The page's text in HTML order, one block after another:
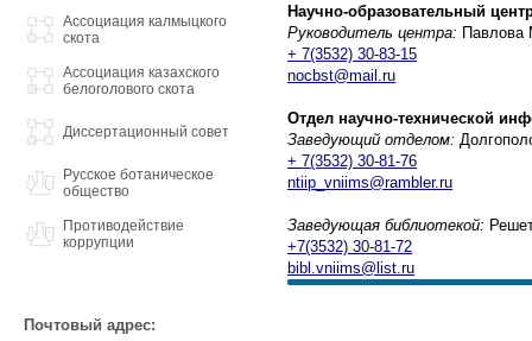
Ассоциация калмыцкого
скота
Ассоциация казахского
белоголового скота
Диссертационный совет
Русское ботаническое
общество
Противодействие
коррупции
Почтовый адрес:
Научно-образовательный
Руководитель центра:
+ 7(3532) 30-83-15
nocbst@mail.ru
Отдел научно-технической
Заведующий отделом:
+ 7(3532) 30-81-76
ntiip_vniims@rambler.ru
Заведующая библиотекой:
+7(3532) 30-81-72
bibl.vniims@list.ru